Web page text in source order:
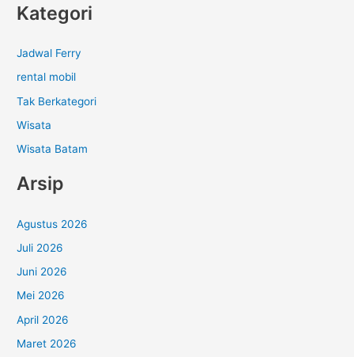
Kategori
Jadwal Ferry
rental mobil
Tak Berkategori
Wisata
Wisata Batam
Arsip
Agustus 2026
Juli 2026
Juni 2026
Mei 2026
April 2026
Maret 2026